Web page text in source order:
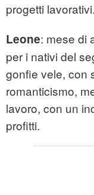
progetti lavorativi.
Leone: mese di
per i nativi del
gonfie vele, con
romanticismo,
lavoro, con un
profitti.